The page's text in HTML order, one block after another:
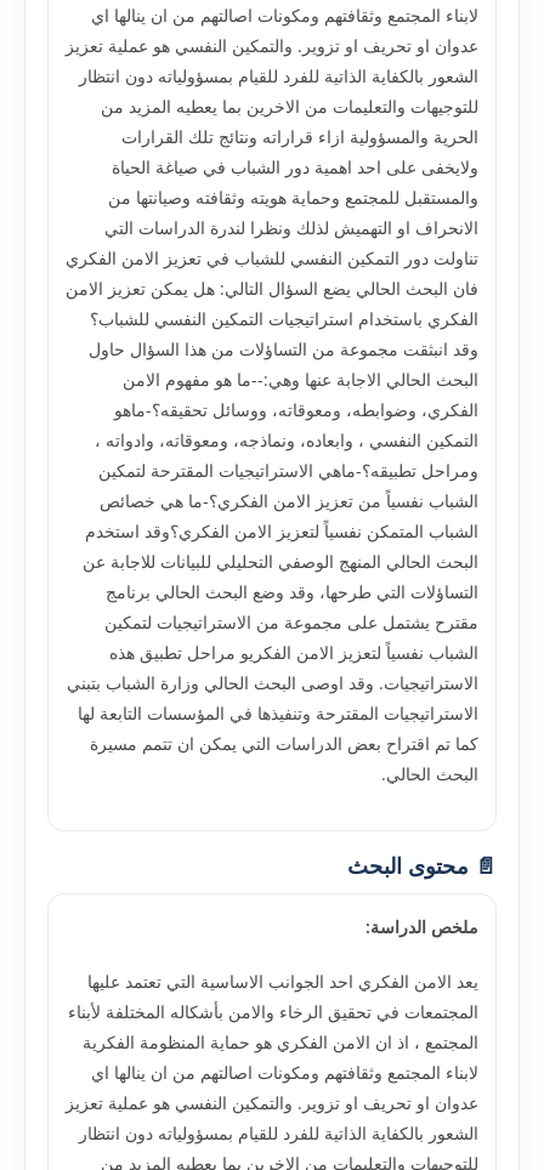
لابناء المجتمع وثقافتهم ومكونات اصالتهم من ان ينالها اي
عدوان او تحريف او تزوير. والتمكين النفسي هو عملية تعزيز
الشعور بالكفاية الذاتية للفرد للقيام بمسؤولياته دون انتظار
للتوجيهات والتعليمات من الاخرين بما يعطيه المزيد من
الحرية والمسؤولية ازاء قراراته ونتائج تلك القرارات
ولايخفى على احد اهمية دور الشباب في صياغة الحياة
والمستقبل للمجتمع وحماية هويته وثقافته وصيانتها من
الانحراف او التهميش لذلك ونظرا لندرة الدراسات التي
تناولت دور التمكين النفسي للشباب في تعزيز الامن الفكري
فان البحث الحالي يضع السؤال التالي: هل يمكن تعزيز الامن
الفكري باستخدام استراتيجيات التمكين النفسي للشباب؟
وقد انبثقت مجموعة من التساؤلات من هذا السؤال حاول
البحث الحالي الاجابة عنها وهي:--ما هو مفهوم الامن
الفكري، وضوابطه، ومعوقاته، ووسائل تحقيقه؟-ماهو
التمكين النفسي ، وابعاده، ونماذجه، ومعوقاته، وادواته ،
ومراحل تطبيقه؟-ماهي الاستراتيجيات المقترحة لتمكين
الشباب نفسياً من تعزيز الامن الفكري؟-ما هي خصائص
الشباب المتمكن نفسياً لتعزيز الامن الفكري؟وقد استخدم
البحث الحالي المنهج الوصفي التحليلي للبيانات للاجابة عن
التساؤلات التي طرحها، وقد وضع البحث الحالي برنامج
مقترح يشتمل على مجموعة من الاستراتيجيات لتمكين
الشباب نفسياً لتعزيز الامن الفكريو مراحل تطبيق هذه
الاستراتيجيات. وقد اوصى البحث الحالي وزارة الشباب بتبني
الاستراتيجيات المقترحة وتنفيذها في المؤسسات التابعة لها
كما تم اقتراح بعض الدراسات التي يمكن ان تتمم مسيرة
البحث الحالي.
📄 محتوى البحث
ملخص الدراسة:
يعد الامن الفكري احد الجوانب الاساسية التي تعتمد عليها
المجتمعات في تحقيق الرخاء والامن بأشكاله المختلفة لأبناء
المجتمع ، اذ ان الامن الفكري هو حماية المنظومة الفكرية
لابناء المجتمع وثقافتهم ومكونات اصالتهم من ان ينالها اي
عدوان او تحريف او تزوير. والتمكين النفسي هو عملية تعزيز
الشعور بالكفاية الذاتية للفرد للقيام بمسؤولياته دون انتظار
للتوجيهات والتعليمات من الاخرين بما يعطيه المزيد من